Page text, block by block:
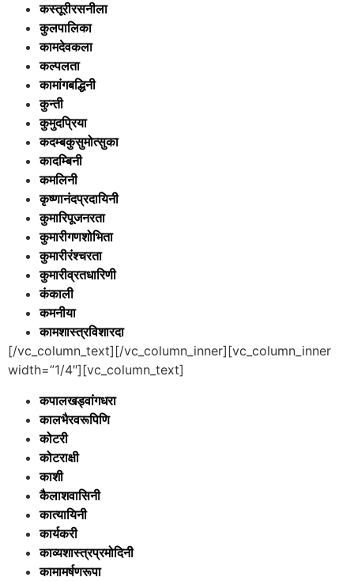
कस्तूरीरसनीला
कुलपालिका
कामदेवकला
कल्पलता
कामांगबद्धिनी
कुन्ती
कुमुदप्रिया
कदम्बकुसुमोत्सुका
कादम्बिनी
कमलिनी
कृष्णानंदप्रदायिनी
कुमारिपूजनरता
कुमारीगणशोभिता
कुमारीरंश्चरता
कुमारीव्रतधारिणी
कंकाली
कमनीया
कामशास्त्रविशारदा
[/vc_column_text][/vc_column_inner][vc_column_inner
width=”1/4″][vc_column_text]
कपालखड्वांगधरा
कालभैरवरूपिणि
कोटरी
कोटराक्षी
काशी
कैलाशवासिनी
कात्यायिनी
कार्यकरी
काव्यशास्त्रप्रमोदिनी
कामामर्षणरूपा